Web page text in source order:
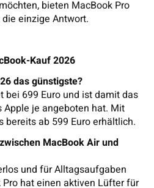
bieten MacBook Pro
einzige Antwort.
Kauf 2026
das günstigste?
bei 699 Euro und ist damit das
je angeboten hat. Mit
ab 599 Euro erhältlich.
MacBook Air und
und für Alltagsaufgaben
hat einen aktiven Lüfter für